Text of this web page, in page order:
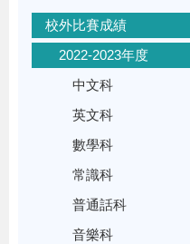
校外比賽成績
2022-2023年度
中文科
英文科
數學科
常識科
普通話科
音樂科